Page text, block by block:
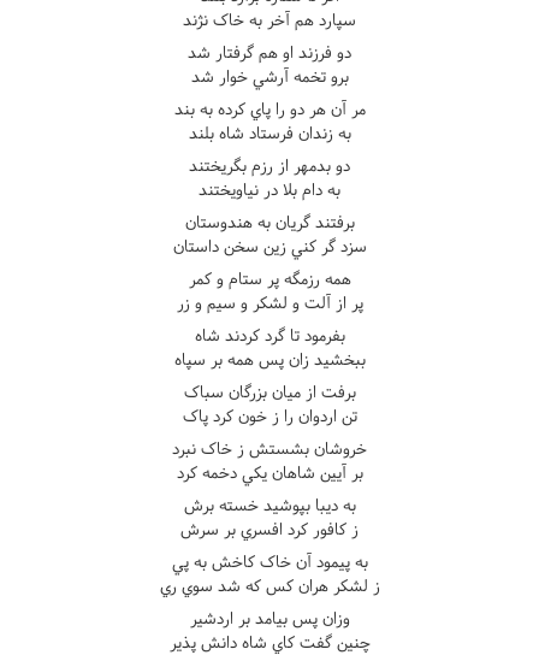
سپارد هم آخر به خاک نژند
دو فرزند او هم گرفتار شد
برو تخمه آرشي خوار شد
مر آن هر دو را پاي کرده به بند
به زندان فرستاد شاه بلند
دو بدمهر از رزم بگريختند
به دام بلا در نياويختند
برفتند گريان به هندوستان
سزد گر کني زين سخن داستان
همه رزمگه پر ستام و کمر
پر از آلت و لشکر و سيم و زر
بفرمود تا گرد کردند شاه
ببخشيد زان پس همه بر سپاه
برفت از ميان بزرگان سباک
تن اردوان را ز خون کرد پاک
خروشان بشستش ز خاک نبرد
بر آيين شاهان يکي دخمه کرد
به ديبا بپوشيد خسته برش
ز کافور کرد افسري بر سرش
به پيمود آن خاک کاخش به پي
ز لشکر هران کس که شد سوي ري
وزان پس بيامد بر اردشير
چنين گفت کاي شاه دانش پذير